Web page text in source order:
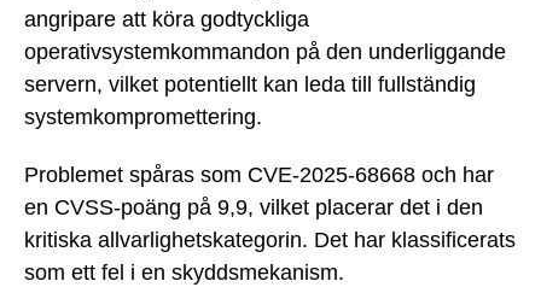
angripare att köra godtyckliga
operativsystemkommandon på den underliggande
servern, vilket potentiellt kan leda till fullständig
systemkompromettering.
Problemet spåras som CVE-2025-68668 och har
en CVSS-poäng på 9,9, vilket placerar det i den
kritiska allvarlighetskategorin. Det har klassificerats
som ett fel i en skyddsmekanism.